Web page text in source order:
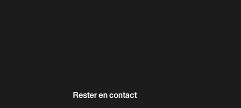
Rester en contact